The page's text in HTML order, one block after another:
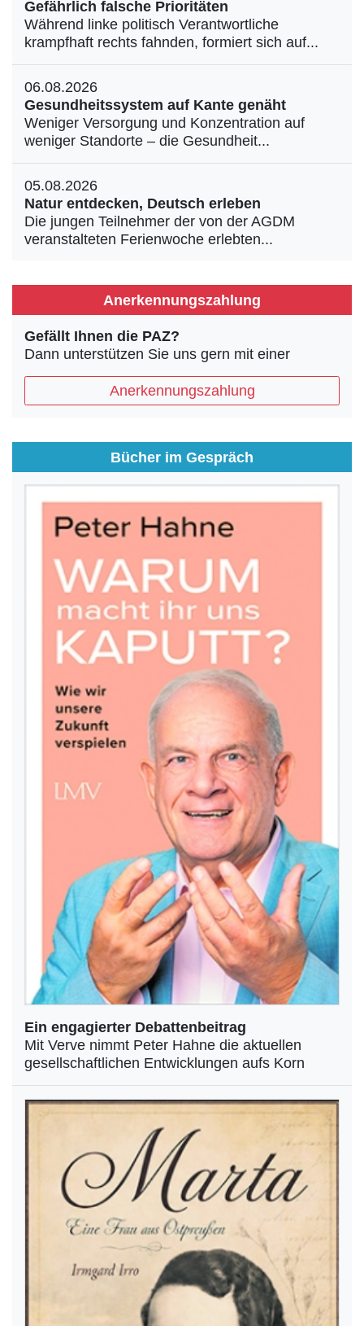
Gefährlich falsche Prioritäten
Während linke politisch Verantwortliche
krampfhaft rechts fahnden, formiert sich auf...
06.08.2026
Gesundheitssystem auf Kante genäht
Weniger Versorgung und Konzentration auf
weniger Standorte – die Gesundheit...
05.08.2026
Natur entdecken, Deutsch erleben
Die jungen Teilnehmer der von der AGDM
veranstalteten Ferienwoche erlebten...
Anerkennungszahlung
Gefällt Ihnen die PAZ?
Dann unterstützen Sie uns gern mit einer
Anerkennungszahlung
Bücher im Gespräch
Ein engagierter Debattenbeitrag
Mit Verve nimmt Peter Hahne die aktuellen
gesellschaftlichen Entwicklungen aufs Korn